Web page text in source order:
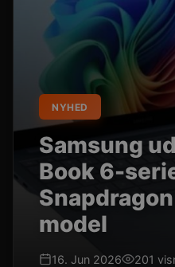
NYHED
Samsung
Book 6-
model
16. Jun 2026 201